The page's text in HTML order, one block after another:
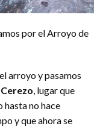
por el Arroyo de
arroyo y pasamos
, lugar que
no hace
y que ahora se